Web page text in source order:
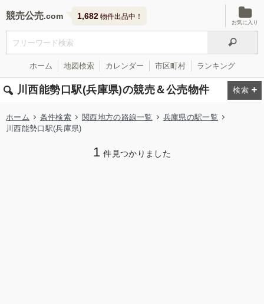
競売公売 1,682 物件出品中！
お気に入り
ホーム 地図検索 カレンダー 市区町村 ランキング
川西能勢口駅(兵庫県)の競売＆公売物件
ホーム 条件検索 関西地方の路線一覧
兵庫県の駅一覧
川西能勢口駅(兵庫県)
1 件見つかりました